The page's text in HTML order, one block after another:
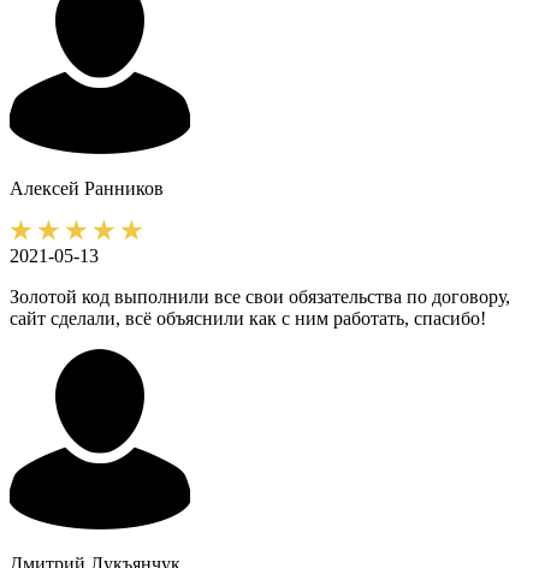
Алексей Ранников
2021-05-13
Золотой код выполнили все свои обязательства по договору,
сайт сделали, всё объяснили как с ним работать, спасибо!
Дмитрий Лукъянчук